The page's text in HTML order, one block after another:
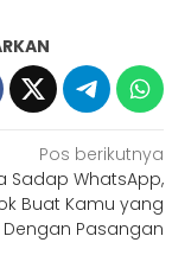
Pos berikutnya
Sadap WhatsApp,
Buat Kamu yang
Pasangan